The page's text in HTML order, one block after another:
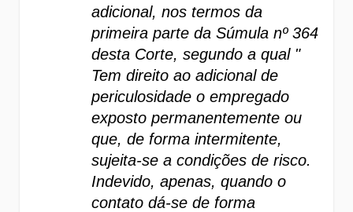
adicional, nos termos da
primeira parte da Súmula nº 364
desta Corte, segundo a qual "
Tem direito ao adicional de
periculosidade o empregado
exposto permanentemente ou
que, de forma intermitente,
sujeita-se a condições de risco.
Indevido, apenas, quando o
contato dá-se de forma